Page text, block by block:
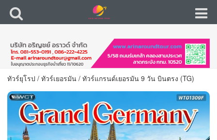
ทัวร์ยุโรป / ทัวร์เยอรมัน / ทัวร์แกรนด์เยอรมัน 9 วัน บินตรง (TG)